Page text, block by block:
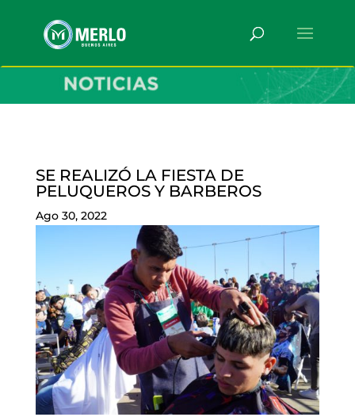
SE REALIZÓ LA FIESTA DE
PELUQUEROS Y BARBEROS
Ago 30, 2022